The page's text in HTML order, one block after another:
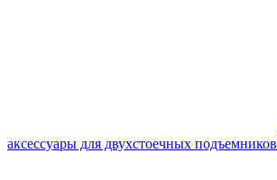
аксессуары для двухстоечных подъемников